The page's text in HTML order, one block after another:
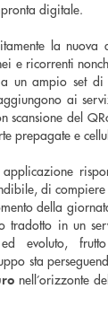
digitale.
la
e ricorrenti
un ampio set
ai
scansione del
prepagate e
di
della
tradotto in un
evoluto,
sta
nell’orizzonte